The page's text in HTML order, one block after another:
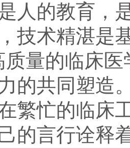
人的教育，
技术精湛是
质量的临床
的共同塑造
繁忙的临床
的言行诠释